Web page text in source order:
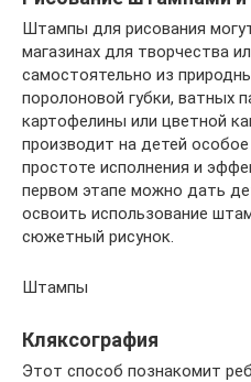
Штампы для рисования
магазинах для творчества
самостоятельно из
поролоновой губки, ватных
картофелины или цветной
производит на детей
простоте исполнения и
первом этапе можно дать
освоить использование
сюжетный рисунок.
Штампы
Кляксография
Этот способ познакомит